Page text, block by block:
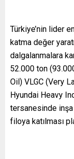
Türkiye’nin lider
katma değer
dalgalanmalara
52.000 ton
Oil) VLGC (Very
Hyundai Heavy
tersanesinde
filoya katılması